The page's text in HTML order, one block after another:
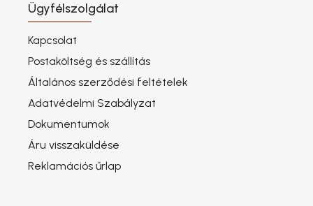
Ügyfélszolgálat
Kapcsolat
Postaköltség és szállítás
Általános szerződési feltételek
Adatvédelmi Szabályzat
Dokumentumok
Áru visszaküldése
Reklamációs űrlap